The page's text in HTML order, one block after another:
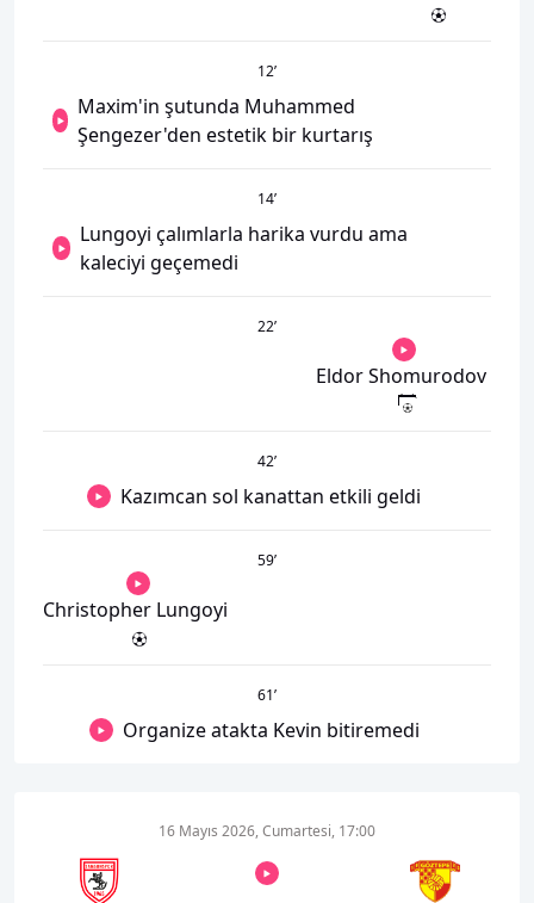
12’
Maxim'in şutunda Muhammed
Şengezer'den estetik bir kurtarış
14’
Lungoyi çalımlarla harika vurdu ama
kaleciyi geçemedi
22’
Eldor Shomurodov
42’
Kazımcan sol kanattan etkili geldi
59’
Christopher Lungoyi
61’
Organize atakta Kevin bitiremedi
16 Mayıs 2026, Cumartesi, 17:00